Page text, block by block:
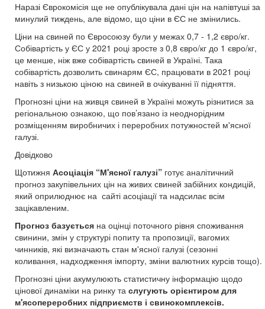
Наразі Єврокомісія ще не опублікувала дані цін на напівтуші за
минулий тиждень, але відомо, що ціни в ЄС не змінились.
Ціни на свиней по Євросоюзу були у межах 0,7 - 1,2 євро/кг.
Собівартість у ЄС у 2021 році зросте з 0,8 євро/кг до 1 євро/кг,
це менше, ніж вже собівартість свиней в Україні. Така
собівартість дозволить свинарям ЄС, працювати в 2021 році
навіть з низькою ціною на свиней в очікуванні її підняття.
Прогнозні ціни на живця свиней в Україні можуть різнитися за
регіональною ознакою, що пов’язано із неоднорідним
розміщенням виробничих і переробних потужностей м'ясної
галузі.
Довідково
Щотижня Асоціація “М'ясної галузі”готує аналітичний
прогноз закупівельних цін на живих свиней забійних кондицій,
який оприлюднює на сайті асоціації та надсилає всім
зацікавленим.
Прогноз базуєтьсяна оцінці поточного рівня споживання
свинини, змін у структурі попиту та пропозиції, вагомих
чинників, які визначають стан м'ясної галузі (сезонні
коливання, надходження імпорту, зміни валютних курсів тощо).
Прогнозні ціни акумулюють статистичну інформацію щодо
цінової динаміки на ринку та слугують орієнтиром для
м'ясопереробних підприємств і свинокомплексів.